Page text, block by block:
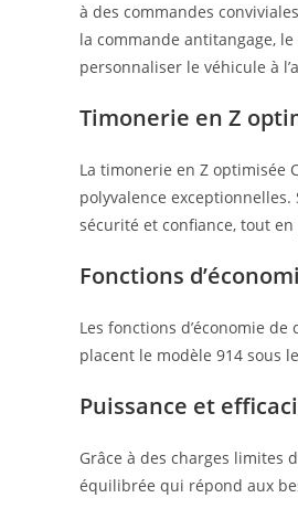
à des commandes
la commande antitangage,
personnaliser le véhicule à
Timonerie en Z
La timonerie en Z optimisée
polyvalence
sécurité et confiance, tout
Fonctions
Les fonctions d’économie
placent le modèle 914 sous
Puissance et
Grâce à des charges limites
équilibrée qui répond aux